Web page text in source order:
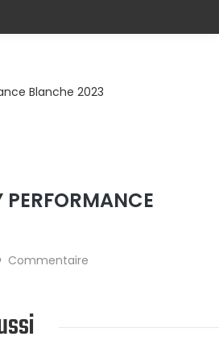
Blanche 2023
PERFORMANCE
Commentaire